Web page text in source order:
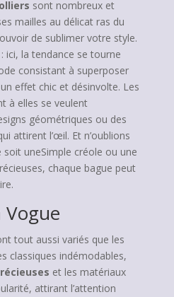
sont nombreux et
mailles au délicat ras du
de sublimer votre style.
: ici, la tendance se tourne
consistant à superposer
effet chic et désinvolte. Les
à elles se veulent
géométriques ou des
attirent l’œil. Et n’oublions
soit uneSimple créole ou une
chaque bague peut
tout aussi variés que les
classiques indémodables,
et les matériaux
attirant l’attention